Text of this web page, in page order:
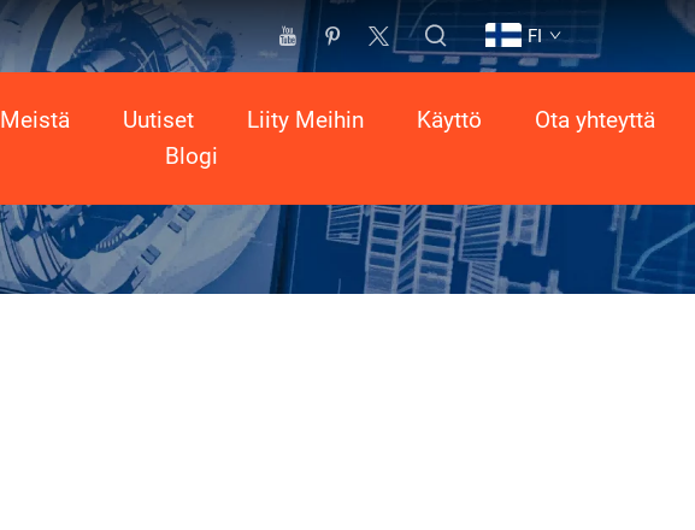
FI
Meistä Uutiset Liity Meihin Käyttö
Ota yhteyttä
Blogi